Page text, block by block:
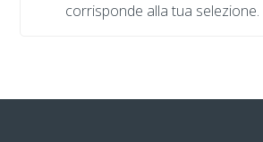
corrisponde alla tua selezione.